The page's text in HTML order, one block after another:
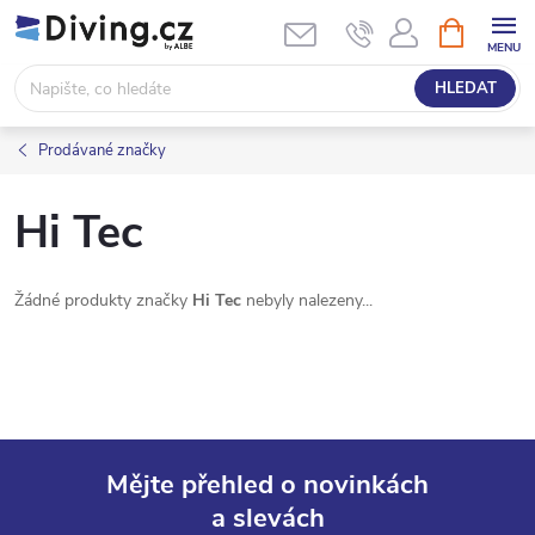
Přejít
na
obsah
HLEDAT
NÁKUPNÍ
KOŠÍK
Prodávané značky
Hi Tec
Žádné produkty značky Hi Tec nebyly nalezeny...
Mějte přehled o novinkách
a slevách